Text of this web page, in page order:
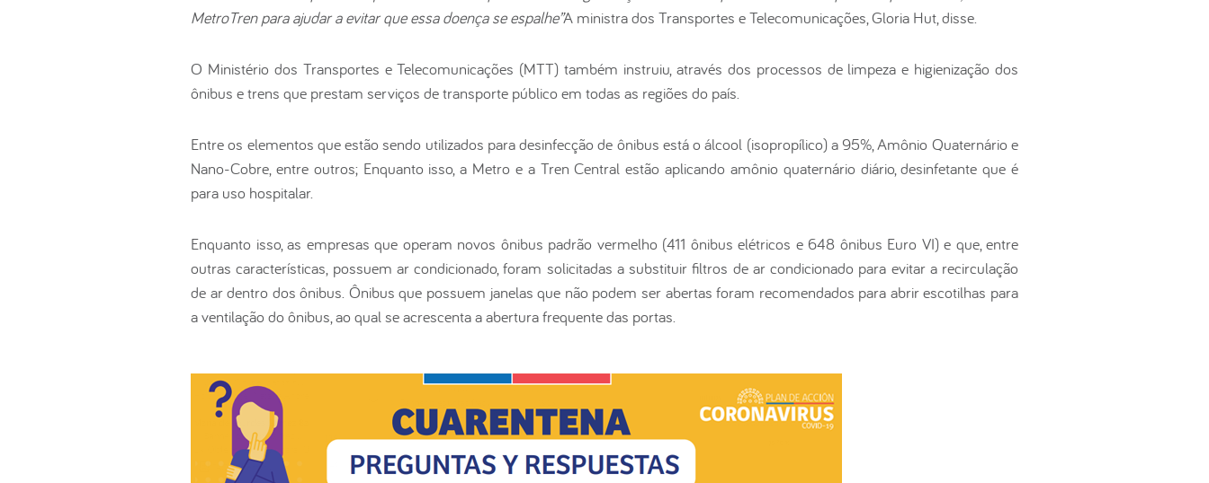
MetroTren para ajudar a evitar que essa doença se espalhe”A ministra dos Transportes e Telecomunicações, Gloria Hut, disse.
O Ministério dos Transportes e Telecomunicações (MTT) também instruiu, através dos processos de limpeza e higienização dos
ônibus e trens que prestam serviços de transporte público em todas as regiões do país.
Entre os elementos que estão sendo utilizados para desinfecção de ônibus está o álcool (isopropílico) a 95%, Amônio Quaternário e
Nano-Cobre, entre outros; Enquanto isso, a Metro e a Tren Central estão aplicando amônio quaternário diário, desinfetante que é
para uso hospitalar.
Enquanto isso, as empresas que operam novos ônibus padrão vermelho (411 ônibus elétricos e 648 ônibus Euro VI) e que, entre
outras características, possuem ar condicionado, foram solicitadas a substituir filtros de ar condicionado para evitar a recirculação
de ar dentro dos ônibus. Ônibus que possuem janelas que não podem ser abertas foram recomendados para abrir escotilhas para
a ventilação do ônibus, ao qual se acrescenta a abertura frequente das portas.